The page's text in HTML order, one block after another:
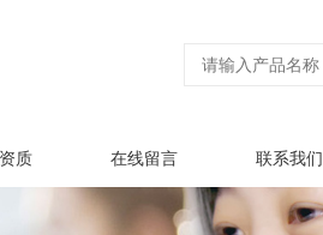
质 在线留言 联系我们